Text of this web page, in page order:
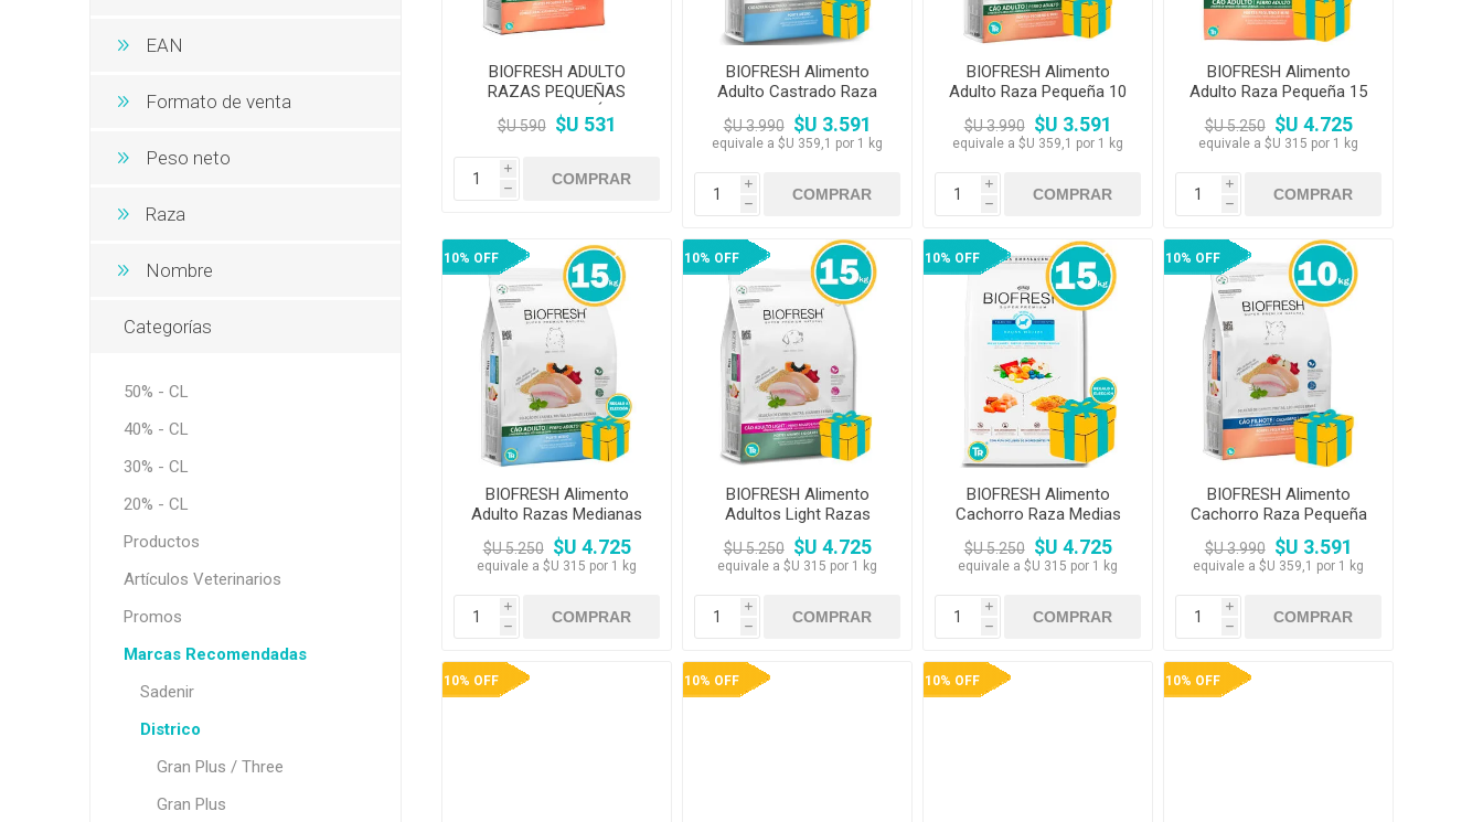
BIOFRESH ADULTO
RAZAS PEQUEÑAS
CERDO Y ANANÁ 1kg
$U 590 $U 531
i
h
BIOFRESH Alimento
Adulto Castrado Raza
Media 10,1 kg
$U 3.990 $U 3.591
equivale a $U 359,1 por 1 kg
i
h
BIOFRESH Alimento
Adulto Raza Pequeña 10
Kg
$U 3.990 $U 3.591
equivale a $U 359,1 por 1 kg
i
h
BIOFRESH Alimento
Adulto Raza Pequeña 15
kg
$U 5.250 $U 4.725
equivale a $U 315 por 1 kg
i
h
10% OFF
BIOFRESH Alimento
Adulto Razas Medianas
15KG
$U 5.250 $U 4.725
equivale a $U 315 por 1 kg
i
h
10% OFF
BIOFRESH Alimento
Adultos Light Razas
Grandes y Gigantes 15kg
$U 5.250 $U 4.725
equivale a $U 315 por 1 kg
i
h
10% OFF
BIOFRESH Alimento
Cachorro Raza Medias
15 kg
$U 5.250 $U 4.725
equivale a $U 315 por 1 kg
i
h
10% OFF
BIOFRESH Alimento
Cachorro Raza Pequeña
10 kg
$U 3.990 $U 3.591
equivale a $U 359,1 por 1 kg
i
h
10% OFF 10% OFF 10% OFF 10% OFF
EAN
Formato de venta
Peso neto
Raza
Nombre
Categorías
50% - CL
40% - CL
30% - CL
20% - CL
Productos
Artículos Veterinarios
Promos
Marcas Recomendadas
Sadenir
Districo
Gran Plus / Three
Gran Plus